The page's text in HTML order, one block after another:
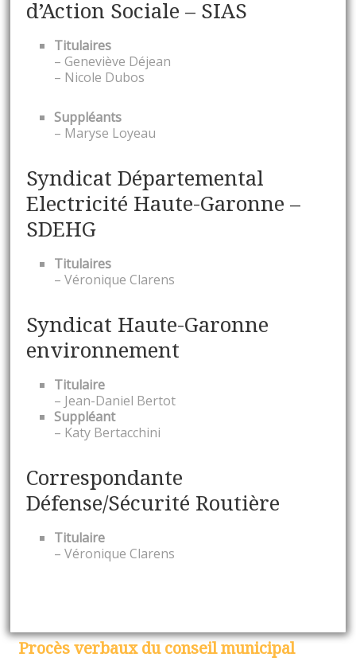
d’Action Sociale – SIAS
Titulaires
– Geneviève Déjean
– Nicole Dubos
Suppléants
– Maryse Loyeau
Syndicat Départemental
Electricité Haute-Garonne –
SDEHG
Titulaires
– Véronique Clarens
Syndicat Haute-Garonne
environnement
Titulaire
– Jean-Daniel Bertot
Suppléant
– Katy Bertacchini
Correspondante
Défense/Sécurité Routière
Titulaire
– Véronique Clarens
Procès verbaux du conseil municipal